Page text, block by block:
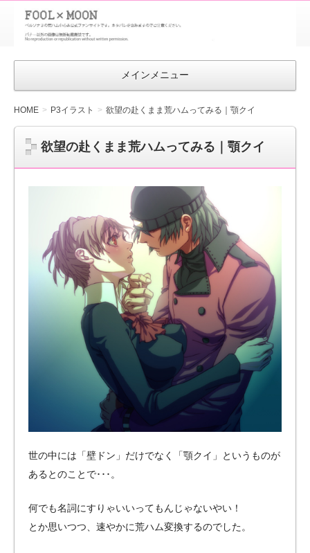
FOOL×MOON
｜ペルソナ
3 荒ハム中
メインメニュー
HOME P3イラスト 欲望の赴くまま荒ハムってみる｜顎クイ
欲望の赴くまま荒ハムってみる｜顎クイ
世の中には「壁ドン」だけでなく「顎クイ」というものが
あるとのことで･･･。
何でも名詞にすりゃいいってもんじゃないやい！
とか思いつつ、速やかに荒ハム変換するのでした。